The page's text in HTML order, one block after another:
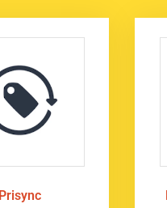
Prisync